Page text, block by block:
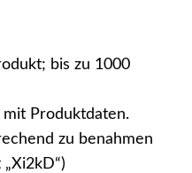
bis zu 1000
mit Produktdaten.
zu benahmen
„Xi2kD“)